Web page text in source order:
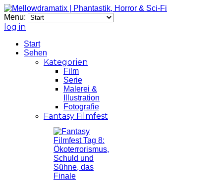
Menu:
log in
Start
Sehen
Kategorien
Film
Serie
Malerei &
Illustration
Fotografie
Fantasy Filmfest